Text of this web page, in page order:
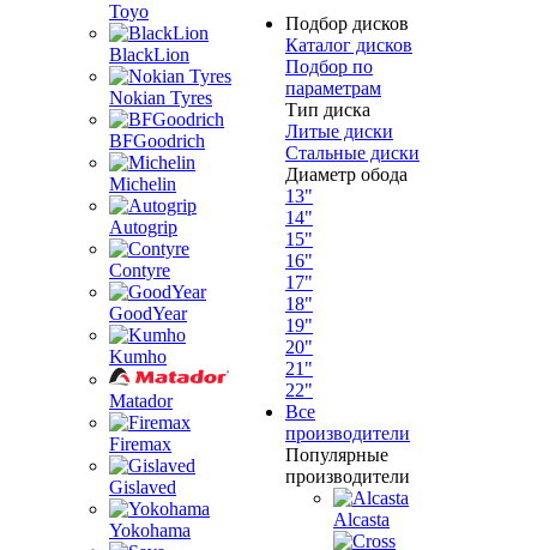
Toyo
BlackLion
Nokian Tyres
BFGoodrich
Michelin
Autogrip
Contyre
GoodYear
Kumho
Matador
Firemax
Gislaved
Yokohama
Подбор дисков
Каталог дисков
Подбор по
параметрам
Тип диска
Литые диски
Стальные диски
Диаметр обода
13"
14"
15"
16"
17"
18"
19"
20"
21"
22"
Все
производители
Популярные
производители
Alcasta